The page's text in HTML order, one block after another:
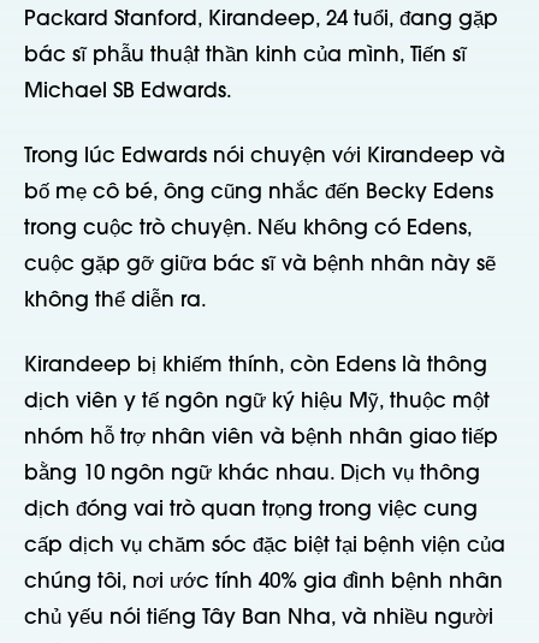
Packard Stanford, Kirandeep, 24 tuổi, đang gặp
bác sĩ phẫu thuật thần kinh của mình, Tiến sĩ
Michael SB Edwards.
Trong lúc Edwards nói chuyện với Kirandeep và
bố mẹ cô bé, ông cũng nhắc đến Becky Edens
trong cuộc trò chuyện. Nếu không có Edens,
cuộc gặp gỡ giữa bác sĩ và bệnh nhân này sẽ
không thể diễn ra.
Kirandeep bị khiếm thính, còn Edens là thông
dịch viên y tế ngôn ngữ ký hiệu Mỹ, thuộc một
nhóm hỗ trợ nhân viên và bệnh nhân giao tiếp
bằng 10 ngôn ngữ khác nhau. Dịch vụ thông
dịch đóng vai trò quan trọng trong việc cung
cấp dịch vụ chăm sóc đặc biệt tại bệnh viện của
chúng tôi, nơi ước tính 40% gia đình bệnh nhân
chủ yếu nói tiếng Tây Ban Nha, và nhiều người